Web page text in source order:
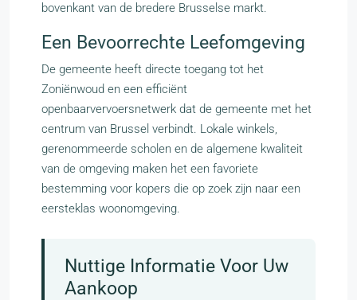
bovenkant van de bredere Brusselse markt.
Een Bevoorrechte Leefomgeving
De gemeente heeft directe toegang tot het
Zoniënwoud en een efficiënt
openbaarvervoersnetwerk dat de gemeente met het
centrum van Brussel verbindt. Lokale winkels,
gerenommeerde scholen en de algemene kwaliteit
van de omgeving maken het een favoriete
bestemming voor kopers die op zoek zijn naar een
eersteklas woonomgeving.
Nuttige Informatie Voor Uw
Aankoop